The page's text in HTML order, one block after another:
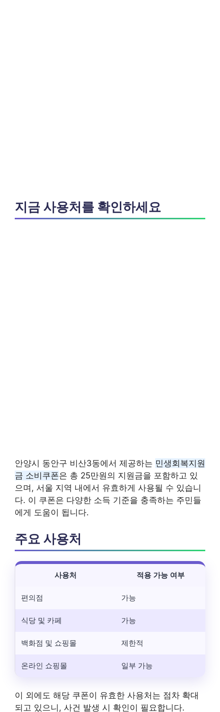
지금 사용처를 확인하세요
안양시 동안구 비산3동에서 제공하는 민생회복지원
금 소비쿠폰은 총 25만원의 지원금을 포함하고 있
으며, 서울 지역 내에서 유효하게 사용될 수 있습니
다. 이 쿠폰은 다양한 소득 기준을 충족하는 주민들
에게 도움이 됩니다.
주요 사용처
사용처 적용 가능 여부
편의점 가능
식당 및 카페 가능
백화점 및 쇼핑몰 제한적
온라인 쇼핑몰 일부 가능
이 외에도 해당 쿠폰이 유효한 사용처는 점차 확대
되고 있으니, 사건 발생 시 확인이 필요합니다.